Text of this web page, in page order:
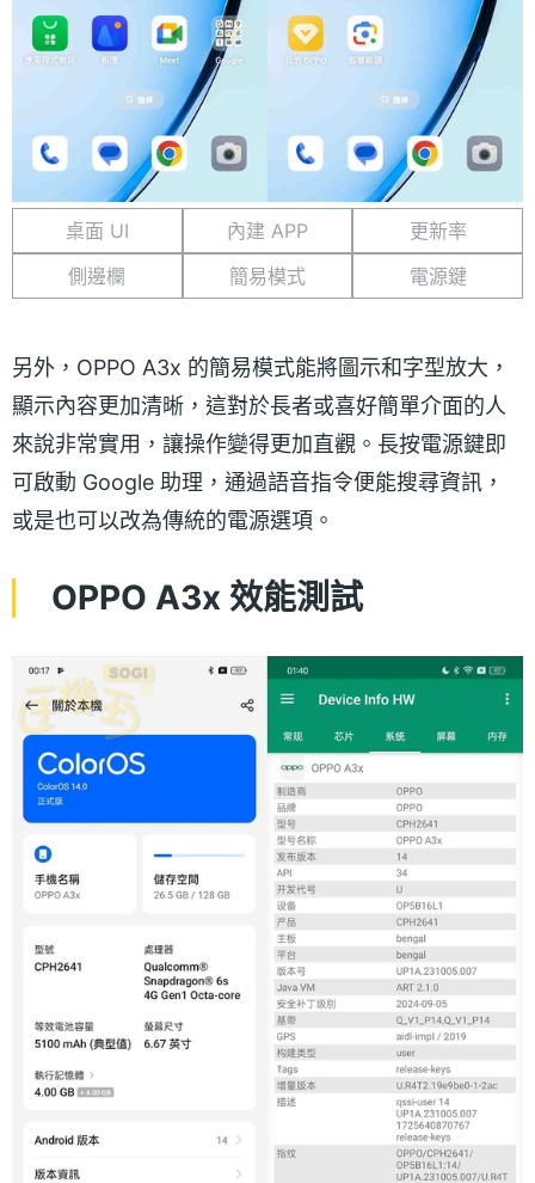
桌面 UI 內建 APP
更新率
側邊欄
簡易模式 電源鍵
另外，OPPO A3x 的簡易模式能將圖示和字型放大，
顯示內容更加清晰，這對於長者或喜好簡單介面的人
來說非常實用，讓操作變得更加直觀。長按電源鍵即
可啟動 Google 助理，通過語音指令便能搜尋資訊，
或是也可以改為傳統的電源選項。
OPPO A3x 效能測試